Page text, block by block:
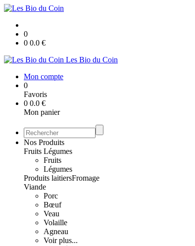
0
0 0.0 €
Les Bio du Coin
Mon compte
0
Favoris
0 0.0 €
Mon panier
Nos Produits
Fruits Légumes
Fruits
Légumes
Produits laitiersFromage
Viande
Porc
Bœuf
Veau
Volaille
Agneau
Voir plus...